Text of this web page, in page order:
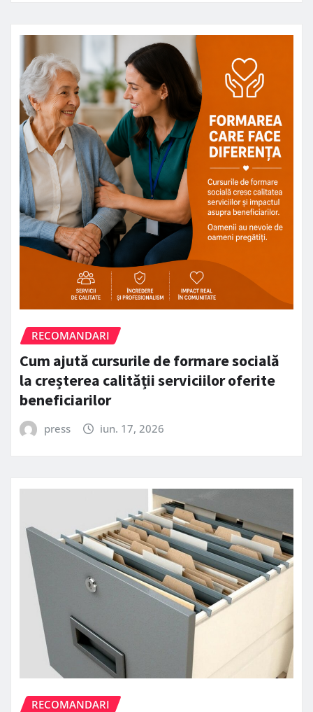
RECOMANDARI
Cum ajută cursurile de formare socială
la creșterea calității serviciilor oferite
beneficiarilor
press iun. 17, 2026
RECOMANDARI